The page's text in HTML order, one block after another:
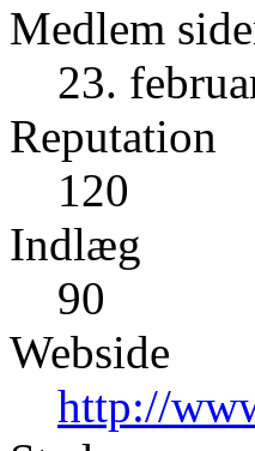
Medlem
23.
Reputation
120
Indlæg
90
Webside
http://